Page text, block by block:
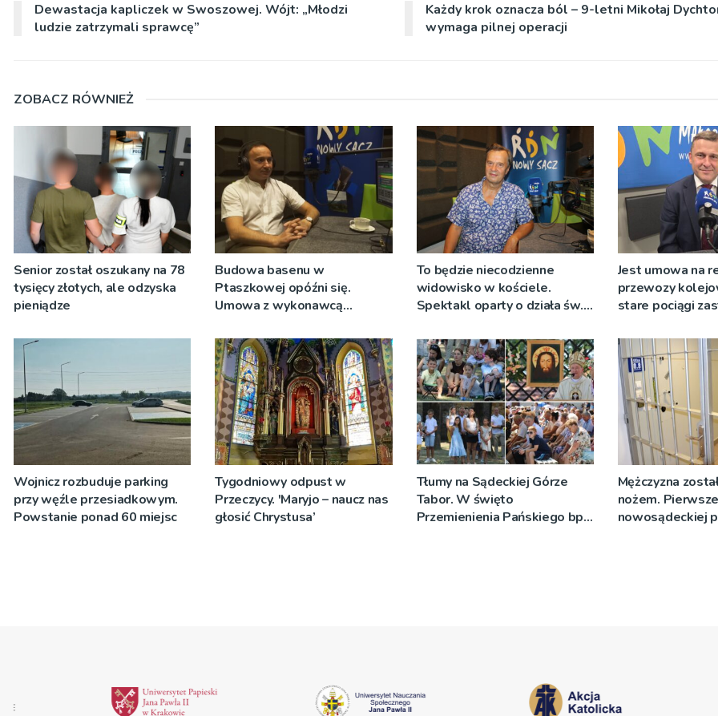
Dewastacja kapliczek w Swoszowej. Wójt: „Młodzi
ludzie zatrzymali sprawcę”
Każdy krok oznacza ból – 9-letni Mikołaj
wymaga pilnej operacji
ZOBACZ RÓWNIEŻ
Senior został oszukany na 78
tysięcy złotych, ale odzyska
pieniądze
Budowa basenu w
Ptaszkowej opóźni się.
Umowa z wykonawcą
zostanie podpisana
To będzie niecodzienne
widowisko w kościele.
Spektakl oparty o działa św.
Jest umowa na
przewozy
stare pociągi
Wojnicz rozbuduje parking
przy węźle przesiadkowym.
Powstanie ponad 60 miejsc
Tygodniowy odpust w
Przeczycy. 'Maryjo – naucz nas
głosić Chrystusa’
Tłumy na Sądeckiej Górze
Tabor. W święto
Przemienienia Pańskiego bp
Mężczyzna
nożem.
nowosądeckiej